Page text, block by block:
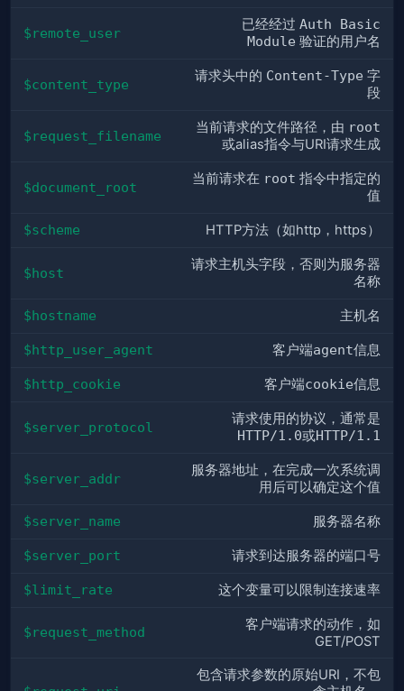
$remote_user
已经经过 Auth Basic
Module 验证的用户名
$content_type
请求头中的 Content-Type 字
段
$request_filename
当前请求的文件路径，由 root
或alias指令与URI请求生成
$document_root
当前请求在 root 指令中指定的
值
$scheme HTTP方法（如http，https）
$host
请求主机头字段，否则为服务器
名称
$hostname 主机名
$http_user_agent 客户端agent信息
$http_cookie 客户端cookie信息
$server_protocol
请求使用的协议，通常是
HTTP/1.0或HTTP/1.1
$server_addr
服务器地址，在完成一次系统调
用后可以确定这个值
$server_name 服务器名称
$server_port 请求到达服务器的端口号
$limit_rate 这个变量可以限制连接速率
$request_method
客户端请求的动作，如
GET/POST
包含请求参数的原始URI，不包